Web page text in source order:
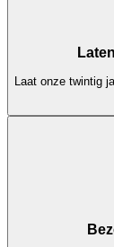
Laat onze twintig